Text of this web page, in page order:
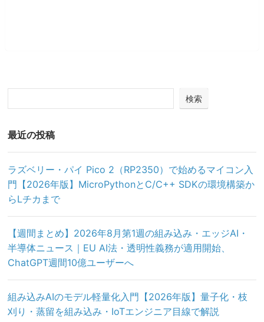
検索
最近の投稿
ラズベリー・パイ Pico 2（RP2350）で始めるマイコン入
門【2026年版】MicroPythonとC/C++ SDKの環境構築か
らLチカまで
【週間まとめ】2026年8月第1週の組み込み・エッジAI・
半導体ニュース｜EU AI法・透明性義務が適用開始、
ChatGPT週間10億ユーザーへ
組み込みAIのモデル軽量化入門【2026年版】量子化・枝
刈り・蒸留を組み込み・IoTエンジニア目線で解説